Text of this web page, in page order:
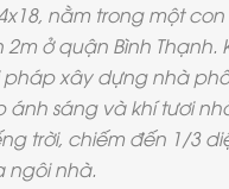
nằm trong một
ở quận Bình Thạnh.
xây dựng nhà
ánh sáng và khí tươi
trời, chiếm đến 1/3
ngôi nhà.